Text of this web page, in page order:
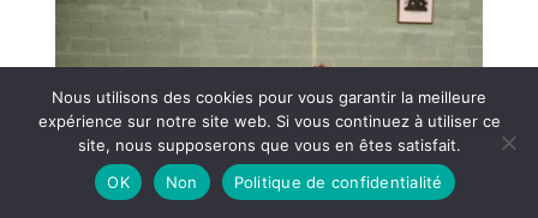
Nous utilisons des cookies pour vous garantir la meilleure
expérience sur notre site web. Si vous continuez à utiliser ce
site, nous supposerons que vous en êtes satisfait.
OK
Non Politique de confidentialité